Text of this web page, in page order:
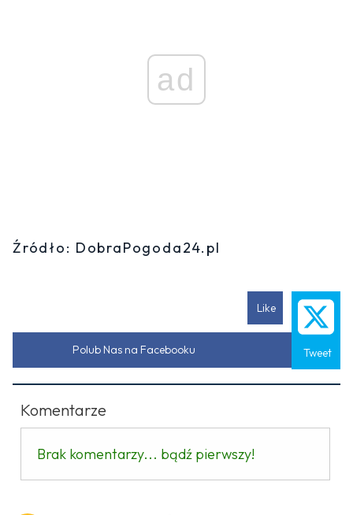
ad
Źródło: DobraPogoda24.pl
Like
Tweet
Polub Nas na Facebooku
Komentarze
Brak komentarzy... bądź pierwszy!